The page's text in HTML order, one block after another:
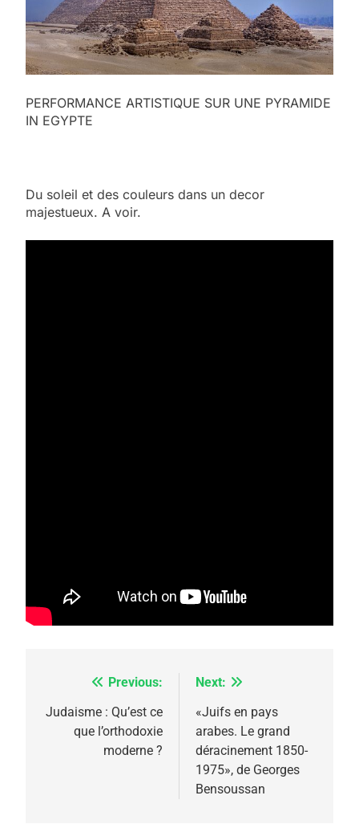
PERFORMANCE ARTISTIQUE SUR UNE PYRAMIDE
IN EGYPTE
Du soleil et des couleurs dans un decor
majestueux. A voir.
Navigation
de
l’article
Previous:
Judaisme : Qu’est ce
que l’orthodoxie
moderne ?
Next:
«Juifs en pays
arabes. Le grand
déracinement 1850-
1975», de Georges
Bensoussan
2025, l’année la plus
meurtrière selon le
l’antisémitisme
FIÈRE, DIGNE ET RÉSILIENTE :
POURQUOI JE REVENDIQUE
MA JUDAÏTE par Thérèse
Zrihen-Dvir
ISRAÉL JUDAISME